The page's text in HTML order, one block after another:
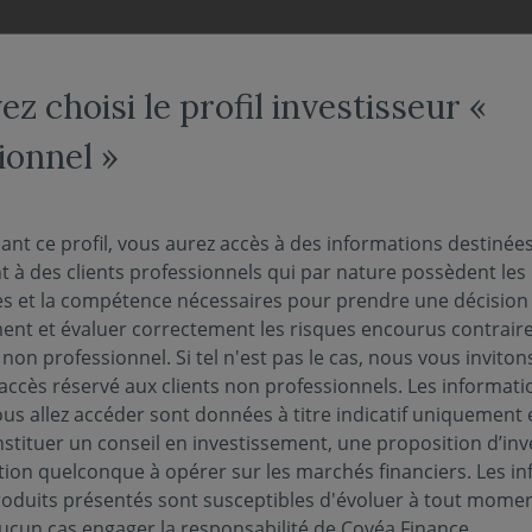
Hors Euro C
liquidative au 05/08/2026 :91.35€
PUBLICATIONS EN MATIÈRE DE DURABILITÉ
choisi le profil investisseur «
»
ce profil, vous aurez accès à des informations destinées
à des clients professionnels qui par nature possèdent les
et la compétence nécessaires pour prendre une décision
et évaluer correctement les risques encourus
non professionnel. Si tel n'est pas le cas, nous vous
réservé aux clients non professionnels. Les
allez accéder sont données à titre indicatif uniquement
un conseil en investissement, une proposition
quelconque à opérer sur les marchés financiers. Les
présentés sont susceptibles d'évoluer à tout